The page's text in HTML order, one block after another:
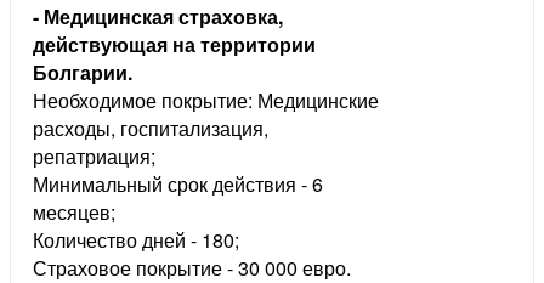
- Медицинская страховка,
действующая на территории
Болгарии.
Необходимое покрытие: Медицинские
расходы, госпитализация,
репатриация;
Минимальный срок действия - 6
месяцев;
Количество дней - 180;
Страховое покрытие - 30 000 евро.